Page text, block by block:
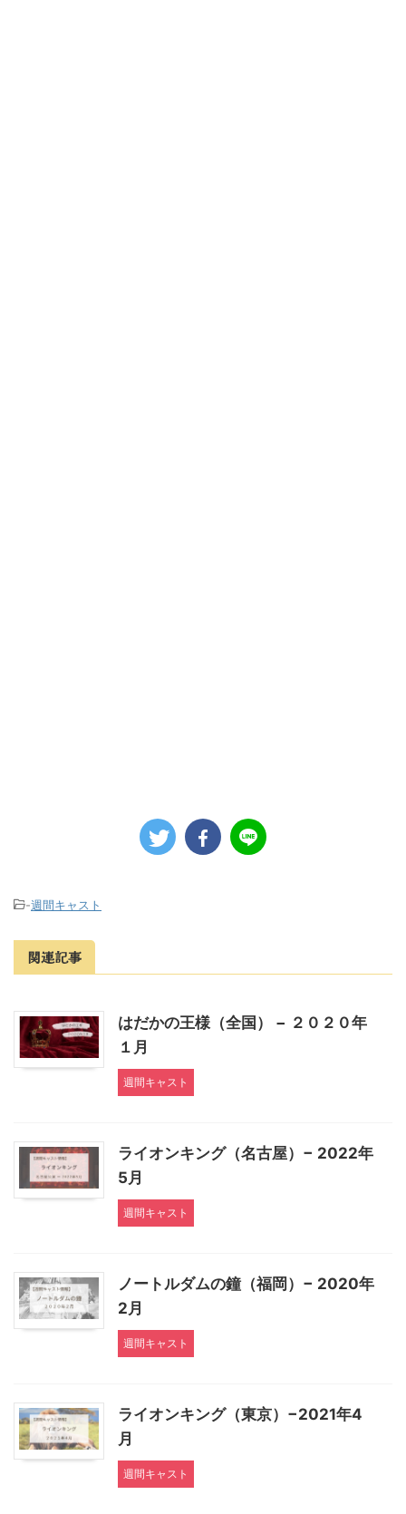
-週間キャスト
関連記事
はだかの王様（全国） − ２０２０年
１月
週間キャスト
ライオンキング（名古屋）− 2022年
5月
週間キャスト
ノートルダムの鐘（福岡）− 2020年
2月
週間キャスト
ライオンキング（東京）−2021年4
月
週間キャスト